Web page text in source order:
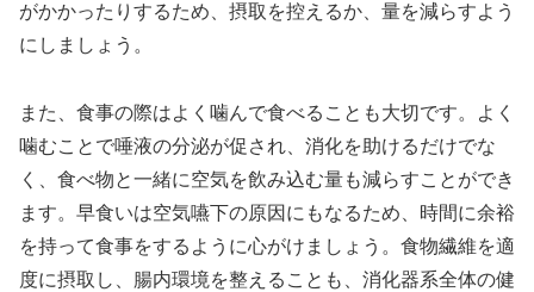
がかかったりするため、摂取を控えるか、量を減らすよう
にしましょう。
また、食事の際はよく噛んで食べることも大切です。よく
噛むことで唾液の分泌が促され、消化を助けるだけでな
く、食べ物と一緒に空気を飲み込む量も減らすことができ
ます。早食いは空気嚥下の原因にもなるため、時間に余裕
を持って食事をするように心がけましょう。食物繊維を適
度に摂取し、腸内環境を整えることも、消化器系全体の健